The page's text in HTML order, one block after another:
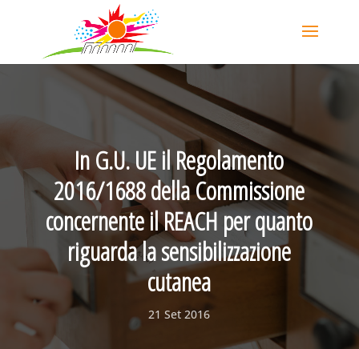
In G.U. UE il Regolamento
2016/1688 della Commissione
concernente il REACH per quanto
riguarda la sensibilizzazione
cutanea
21 Set 2016